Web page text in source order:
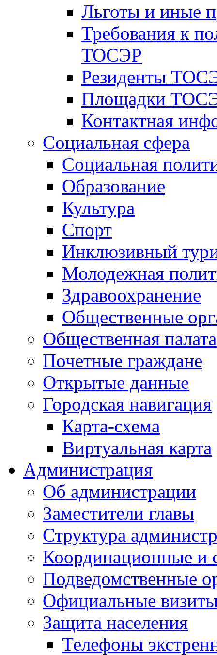
Льготы и иные
Требования к
ТОСЭР
Резиденты
Площадки
Контактная
Социальная сфера
Социальная
Образование
Культура
Спорт
Инклюзивный
Молодежная
Здравоохранение
Общественные
Общественная палата
Почетные граждане
Открытые данные
Городская навигация
Карта-схема
Виртуальная карта
Администрация
Об администрации
Заместители главы
Структура
Координационные и
Подведомственные
Официальные
Защита населения
Телефоны